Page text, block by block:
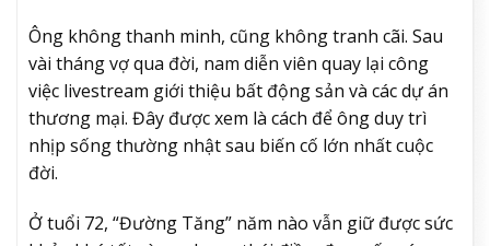
Ông không thanh minh, cũng không tranh cãi. Sau
vài tháng vợ qua đời, nam diễn viên quay lại công
việc livestream giới thiệu bất động sản và các dự án
thương mại. Đây được xem là cách để ông duy trì
nhịp sống thường nhật sau biến cố lớn nhất cuộc
đời.
Ở tuổi 72, “Đường Tăng” năm nào vẫn giữ được sức